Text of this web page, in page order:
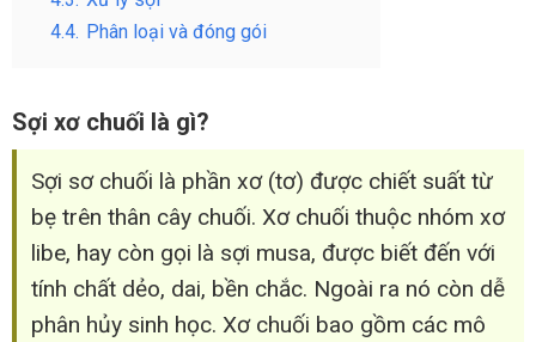
4.4. Phân loại và đóng gói
Sợi xơ chuối là gì?
Sợi sơ chuối là phần xơ (tơ) được chiết suất từ
bẹ trên thân cây chuối. Xơ chuối thuộc nhóm xơ
libe, hay còn gọi là sợi musa, được biết đến với
tính chất dẻo, dai, bền chắc. Ngoài ra nó còn dễ
phân hủy sinh học. Xơ chuối bao gồm các mô